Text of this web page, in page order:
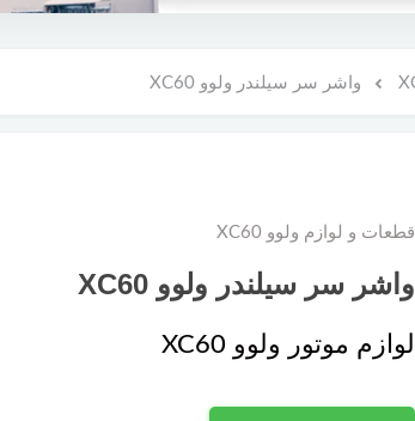
واشر سر سیلندر ولوو XC60
قطعات و لوازم ولوو XC60
واشر سر سیلندر ولوو XC60
لوازم موتور ولوو XC60